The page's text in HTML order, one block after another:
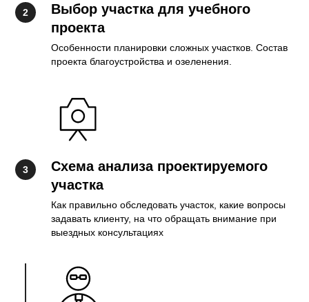
Выбор участка для учебного
проекта
Особенности планировки сложных участков. Состав
проекта благоустройства и озеленения.
Схема анализа проектируемого
участка
Как правильно обследовать участок, какие вопросы
задавать клиенту, на что обращать внимание при
выездных консультациях